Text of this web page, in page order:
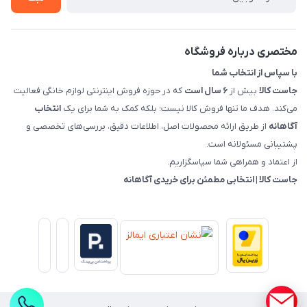
مختصری درباره فروشگاه
با سپاس از انتخاب شما
جاست کالا بیش از ۶ سال است
که در حوزه فروش اینترنتی لوازم خانگی فعالیت
می‌کند. هدف ما تنها فروش کالا نیست؛ بلکه کمک به شما برای یک انتخاب
آگاهانه از طریق ارائه محصولات اصل، اطلاعات دقیق، بررسی‌های تخصصی و
پشتیبانی مسئولانه است.
از اعتماد و همراهی شما سپاسگزاریم.
جاست کالا | انتخابی مطمئن برای خریدی آگاهانه